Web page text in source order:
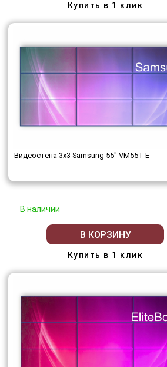
Купить в 1 клик
Видеостена 3x3 Samsung 55" VM55T-E
В наличии
В КОРЗИНУ
Купить в 1 клик